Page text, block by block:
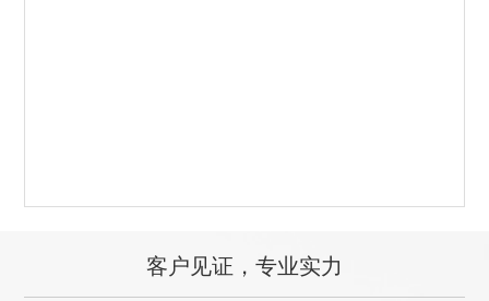
客户见证，专业实力